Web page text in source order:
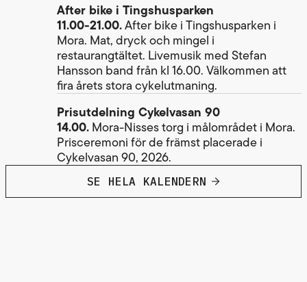
After bike i Tingshusparken
11.00-21.00.After bike i Tingshusparken i
Mora. Mat, dryck och mingel i
restaurangtältet. Livemusik med Stefan
Hansson band från kl 16.00. Välkommen att
fira årets stora cykelutmaning.
Prisutdelning Cykelvasan 90
14.00.Mora-Nisses torg i målområdet i Mora.
Prisceremoni för de främst placerade i
Cykelvasan 90, 2026.
SE HELA KALENDERN